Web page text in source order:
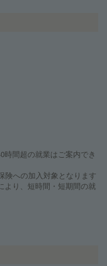
間超の就業はご案内でき
険への加入対象となります
より、短時間・短期間の就